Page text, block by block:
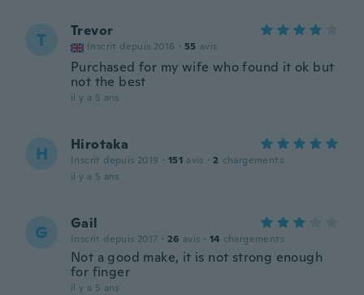
T Trevor
Inscrit depuis 2016 · 55 avis
Purchased for my wife who found it ok but
not the best
il y a 5 ans
H Hirotaka
Inscrit depuis 2019 · 151 avis · 2 chargements
il y a 5 ans
G Gail
Inscrit depuis 2017 · 26 avis · 14 chargements
Not a good make, it is not strong enough
for finger
il y a 5 ans